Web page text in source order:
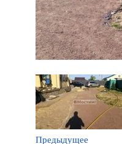
Предыдущее